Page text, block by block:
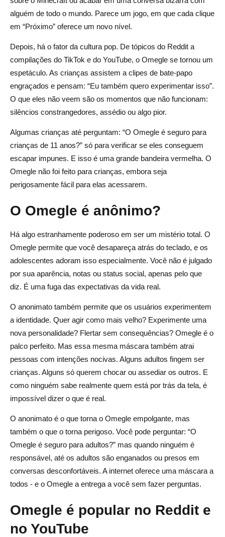
alguém de todo o mundo. Parece um jogo, em que cada clique
em “Próximo” oferece um novo nível.
Depois, há o fator da cultura pop. De tópicos do Reddit a
compilações do TikTok e do YouTube, o Omegle se tornou um
espetáculo. As crianças assistem a clipes de bate-papo
engraçados e pensam: “Eu também quero experimentar isso”.
O que eles não veem são os momentos que não funcionam:
silêncios constrangedores, assédio ou algo pior.
Algumas crianças até perguntam: “O Omegle é seguro para
crianças de 11 anos?” só para verificar se eles conseguem
escapar impunes. E isso é uma grande bandeira vermelha. O
Omegle não foi feito para crianças, embora seja
perigosamente fácil para elas acessarem.
O Omegle é anônimo?
Há algo estranhamente poderoso em ser um mistério total. O
Omegle permite que você desapareça atrás do teclado, e os
adolescentes adoram isso especialmente. Você não é julgado
por sua aparência, notas ou status social, apenas pelo que
diz. É uma fuga das expectativas da vida real.
O anonimato também permite que os usuários experimentem
a identidade. Quer agir como mais velho? Experimente uma
nova personalidade? Flertar sem consequências? Omegle é o
palco perfeito. Mas essa mesma máscara também atrai
pessoas com intenções nocivas. Alguns adultos fingem ser
crianças. Alguns só querem chocar ou assediar os outros. E
como ninguém sabe realmente quem está por trás da tela, é
impossível dizer o que é real.
O anonimato é o que torna o Omegle empolgante, mas
também o que o torna perigoso. Você pode perguntar: “O
Omegle é seguro para adultos?” mas quando ninguém é
responsável, até os adultos são enganados ou presos em
conversas desconfortáveis. A internet oferece uma máscara a
todos - e o Omegle a entrega a você sem fazer perguntas.
Omegle é popular no Reddit e
no YouTube